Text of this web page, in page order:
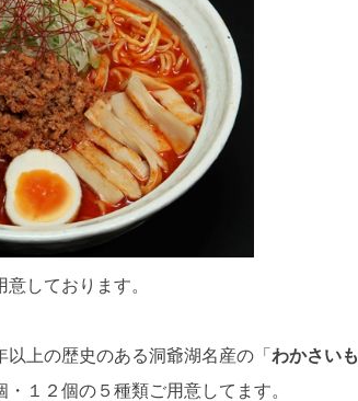
しております。
上の歴史のある洞爺湖名産の「 わかさいも
・１２個の５種類ご用意してます。